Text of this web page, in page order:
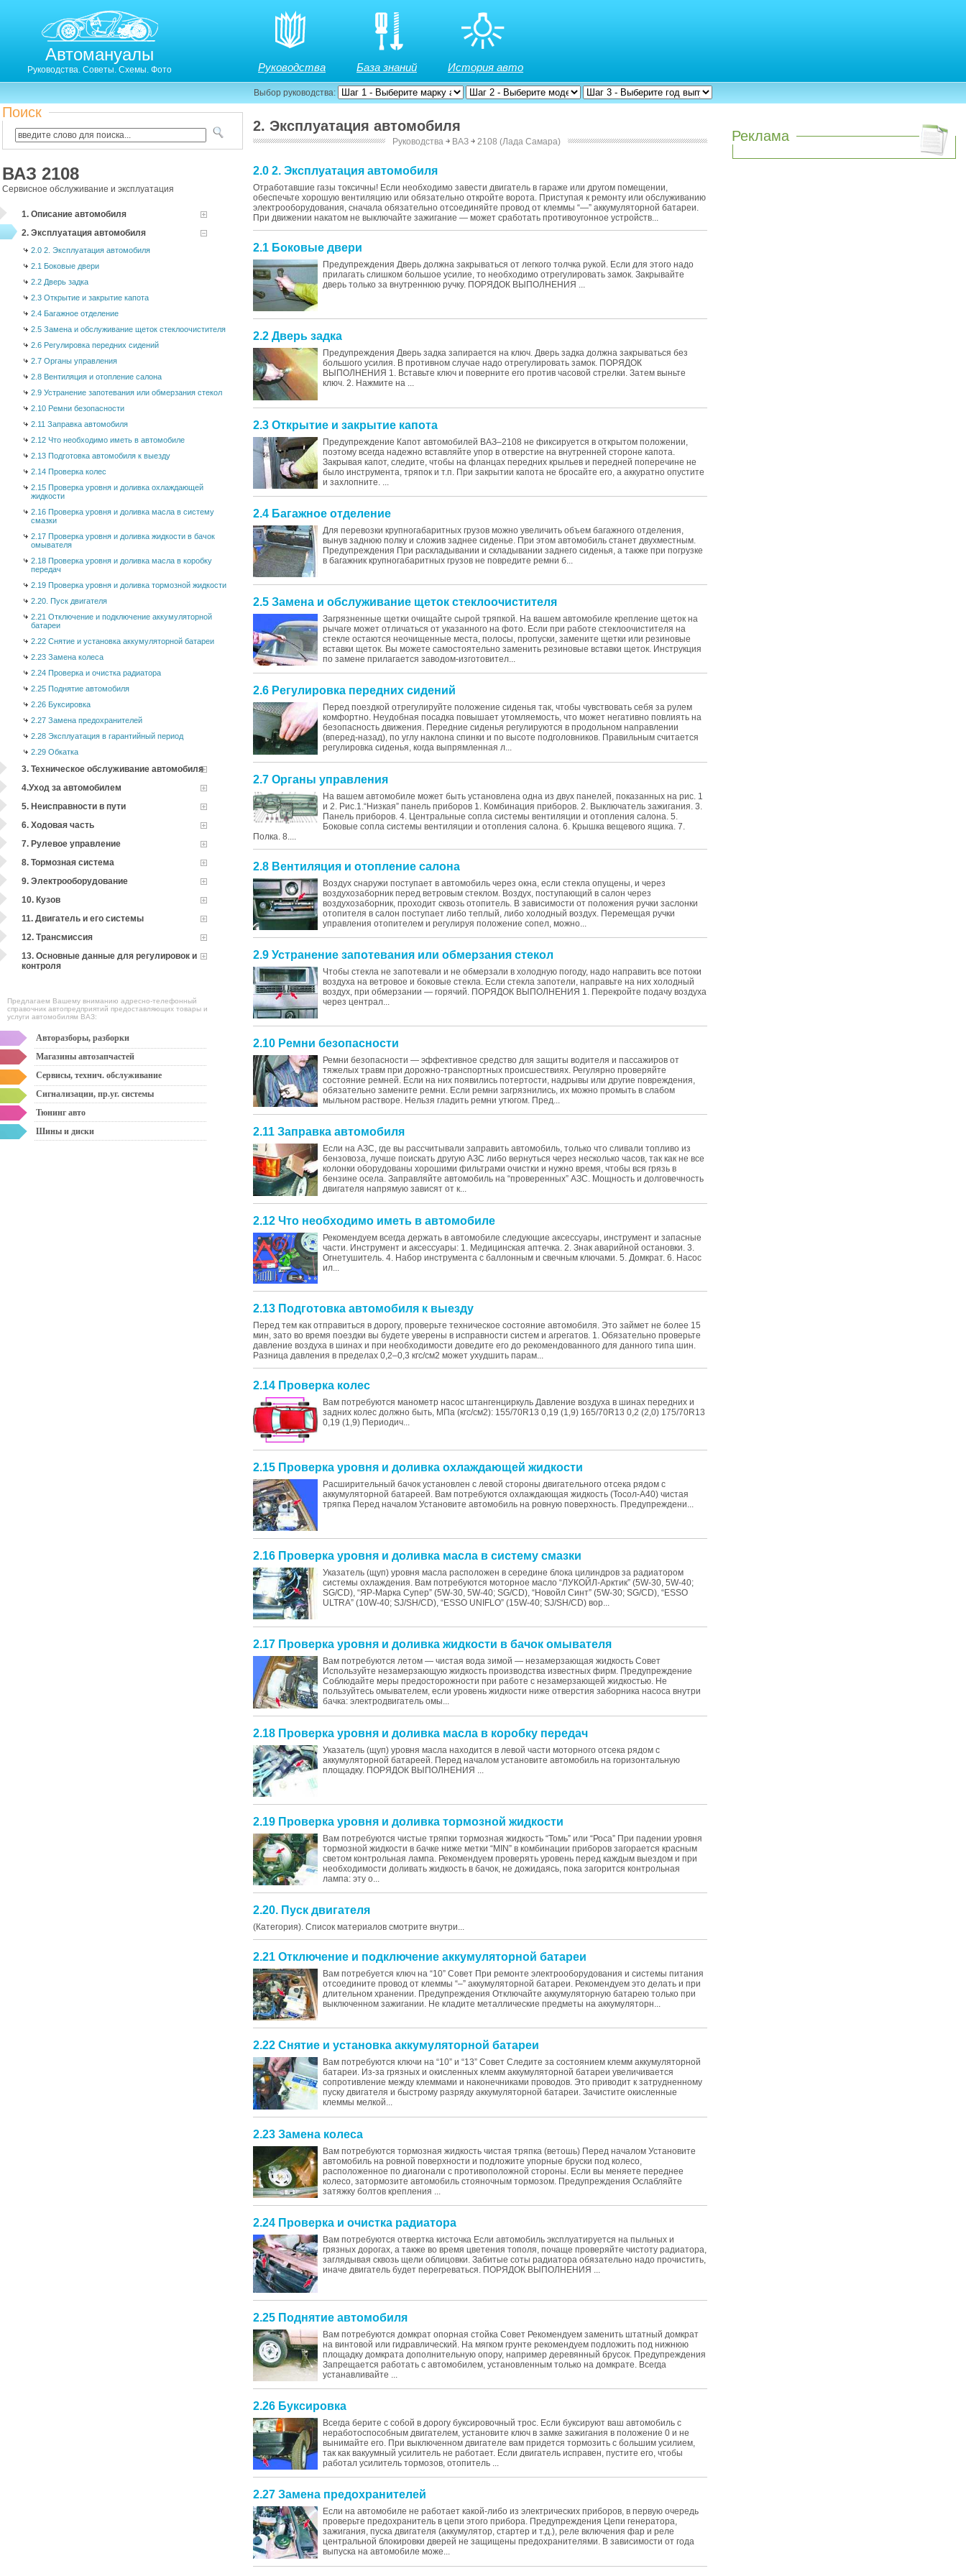
Автомануалы
Руководства. Советы. Схемы. Фото Руководства База знаний История авто
Выбор руководства:
Поиск
ВАЗ 2108
Сервисное обслуживание и эксплуатация
1. Описание автомобиля
2. Эксплуатация автомобиля
2.0 2. Эксплуатация автомобиля
2.1 Боковые двери
2.2 Дверь задка
2.3 Открытие и закрытие капота
2.4 Багажное отделение
2.5 Замена и обслуживание щеток стеклоочистителя
2.6 Регулировка передних сидений
2.7 Органы управления
2.8 Вентиляция и отопление салона
2.9 Устранение запотевания или обмерзания стекол
2.10 Ремни безопасности
2.11 Заправка автомобиля
2.12 Что необходимо иметь в автомобиле
2.13 Подготовка автомобиля к выезду
2.14 Проверка колес
2.15 Проверка уровня и доливка охлаждающей
жидкости
2.16 Проверка уровня и доливка масла в систему
смазки
2.17 Проверка уровня и доливка жидкости в бачок
омывателя
2.18 Проверка уровня и доливка масла в коробку
передач
2.19 Проверка уровня и доливка тормозной жидкости
2.20. Пуск двигателя
2.21 Отключение и подключение аккумуляторной
батареи
2.22 Снятие и установка аккумуляторной батареи
2.23 Замена колеса
2.24 Проверка и очистка радиатора
2.25 Поднятие автомобиля
2.26 Буксировка
2.27 Замена предохранителей
2.28 Эксплуатация в гарантийный период
2.29 Обкатка
3. Техническое обслуживание автомобиля
4.Уход за автомобилем
5. Неисправности в пути
6. Ходовая часть
7. Рулевое управление
8. Тормозная система
9. Электрооборудование
10. Кузов
11. Двигатель и его системы
12. Трансмиссия
13. Основные данные для регулировок и
контроля
Предлагаем Вашему вниманию адресно-телефонный
справочник автопредприятий предоставляющих товары и
услуги автомобилям ВАЗ:
Авторазборы, разборки
Магазины автозапчастей
Сервисы, технич. обслуживание
Сигнализации, пр.уг. системы
Тюнинг авто
Шины и диски
2. Эксплуатация автомобиля
Руководства ￫ ВАЗ ￫ 2108 (Лада Самара)
2.0 2. Эксплуатация автомобиля
Отработавшие газы токсичны! Если необходимо завести двигатель в гараже или другом помещении,
обеспечьте хорошую вентиляцию или обязательно откройте ворота. Приступая к ремонту или обслуживанию
электрооборудования, сначала обязательно отсоединяйте провод от клеммы “—” аккумуляторной батареи.
При движении накатом не выключайте зажигание — может сработать противоугонное устройств...
2.1 Боковые двери
Предупреждения Дверь должна закрываться от легкого толчка рукой. Если для этого надо
прилагать слишком большое усилие, то необходимо отрегулировать замок. Закрывайте
дверь только за внутреннюю ручку. ПОРЯДОК ВЫПОЛНЕНИЯ ...
2.2 Дверь задка
Предупреждения Дверь задка запирается на ключ. Дверь задка должна закрываться без
большого усилия. В противном случае надо отрегулировать замок. ПОРЯДОК
ВЫПОЛНЕНИЯ 1. Вставьте ключ и поверните его против часовой стрелки. Затем выньте
ключ. 2. Нажмите на ...
2.3 Открытие и закрытие капота
Предупреждение Капот автомобилей ВАЗ–2108 не фиксируется в открытом положении,
поэтому всегда надежно вставляйте упор в отверстие на внутренней стороне капота.
Закрывая капот, следите, чтобы на фланцах передних крыльев и передней поперечине не
было инструмента, тряпок и т.п. При закрытии капота не бросайте его, а аккуратно опустите
и захлопните. ...
2.4 Багажное отделение
Для перевозки крупногабаритных грузов можно увеличить объем багажного отделения,
вынув заднюю полку и сложив заднее сиденье. При этом автомобиль станет двухместным.
Предупреждения При раскладывании и складывании заднего сиденья, а также при погрузке
в багажник крупногабаритных грузов не повредите ремни б...
2.5 Замена и обслуживание щеток стеклоочистителя
Загрязненные щетки очищайте сырой тряпкой. На вашем автомобиле крепление щеток на
рычаге может отличаться от указанного на фото. Если при работе стеклоочистителя на
стекле остаются неочищенные места, полосы, пропуски, замените щетки или резиновые
вставки щеток. Вы можете самостоятельно заменить резиновые вставки щеток. Инструкция
по замене прилагается заводом-изготовител...
2.6 Регулировка передних сидений
Перед поездкой отрегулируйте положение сиденья так, чтобы чувствовать себя за рулем
комфортно. Неудобная посадка повышает утомляемость, что может негативно повлиять на
безопасность движения. Передние сиденья регулируются в продольном направлении
(вперед-назад), по углу наклона спинки и по высоте подголовников. Правильным считается
регулировка сиденья, когда выпрямленная л...
2.7 Органы управления
На вашем автомобиле может быть установлена одна из двух панелей, показанных на рис. 1
и 2. Рис.1.“Низкая” панель приборов 1. Комбинация приборов. 2. Выключатель зажигания. 3.
Панель приборов. 4. Центральные сопла системы вентиляции и отопления салона. 5.
Боковые сопла системы вентиляции и отопления салона. 6. Крышка вещевого ящика. 7.
Полка. 8....
2.8 Вентиляция и отопление салона
Воздух снаружи поступает в автомобиль через окна, если стекла опущены, и через
воздухозаборник перед ветровым стеклом. Воздух, поступающий в салон через
воздухозаборник, проходит сквозь отопитель. В зависимости от положения ручки заслонки
отопителя в салон поступает либо теплый, либо холодный воздух. Перемещая ручки
управления отопителем и регулируя положение сопел, можно...
2.9 Устранение запотевания или обмерзания стекол
Чтобы стекла не запотевали и не обмерзали в холодную погоду, надо направить все потоки
воздуха на ветровое и боковые стекла. Если стекла запотели, направьте на них холодный
воздух, при обмерзании — горячий. ПОРЯДОК ВЫПОЛНЕНИЯ 1. Перекройте подачу воздуха
через централ...
2.10 Ремни безопасности
Ремни безопасности — эффективное средство для защиты водителя и пассажиров от
тяжелых травм при дорожно-транспортных происшествиях. Регулярно проверяйте
состояние ремней. Если на них появились потертости, надрывы или другие повреждения,
обязательно замените ремни. Если ремни загрязнились, их можно промыть в слабом
мыльном растворе. Нельзя гладить ремни утюгом. Пред...
2.11 Заправка автомобиля
Если на АЗС, где вы рассчитывали заправить автомобиль, только что сливали топливо из
бензовоза, лучше поискать другую АЗС либо вернуться через несколько часов, так как не все
колонки оборудованы хорошими фильтрами очистки и нужно время, чтобы вся грязь в
бензине осела. Заправляйте автомобиль на “проверенных” АЗС. Мощность и долговечность
двигателя напрямую зависят от к...
2.12 Что необходимо иметь в автомобиле
Рекомендуем всегда держать в автомобиле следующие аксессуары, инструмент и запасные
части. Инструмент и аксессуары: 1. Медицинская аптечка. 2. Знак аварийной остановки. 3.
Огнетушитель. 4. Набор инструмента с баллонным и свечным ключами. 5. Домкрат. 6. Насос
ил...
2.13 Подготовка автомобиля к выезду
Перед тем как отправиться в дорогу, проверьте техническое состояние автомобиля. Это займет не более 15
мин, зато во время поездки вы будете уверены в исправности систем и агрегатов. 1. Обязательно проверьте
давление воздуха в шинах и при необходимости доведите его до рекомендованного для данного типа шин.
Разница давления в пределах 0,2–0,3 кгс/см2 может ухудшить парам...
2.14 Проверка колес
Вам потребуются манометр насос штангенциркуль Давление воздуха в шинах передних и
задних колес должно быть, МПа (кгс/см2): 155/70R13 0,19 (1,9) 165/70R13 0,2 (2,0) 175/70R13
0,19 (1,9) Периодич...
2.15 Проверка уровня и доливка охлаждающей жидкости
Расширительный бачок установлен с левой стороны двигательного отсека рядом с
аккумуляторной батареей. Вам потребуются охлаждающая жидкость (Тосол-А40) чистая
тряпка Перед началом Установите автомобиль на ровную поверхность. Предупреждени...
2.16 Проверка уровня и доливка масла в систему смазки
Указатель (щуп) уровня масла расположен в середине блока цилиндров за радиатором
системы охлаждения. Вам потребуются моторное масло “ЛУКОЙЛ-Арктик” (5W-30, 5W-40;
SG/CD), “ЯР-Марка Супер” (5W-30, 5W-40; SG/CD), “Новойл Синт” (5W-30; SG/CD), “ESSO
ULTRA” (10W-40; SJ/SH/CD), “ESSO UNIFLO” (15W-40; SJ/SH/CD) вор...
2.17 Проверка уровня и доливка жидкости в бачок омывателя
Вам потребуются летом — чистая вода зимой — незамерзающая жидкость Совет
Используйте незамерзающую жидкость производства известных фирм. Предупреждение
Соблюдайте меры предосторожности при работе с незамерзающей жидкостью. Не
пользуйтесь омывателем, если уровень жидкости ниже отверстия заборника насоса внутри
бачка: электродвигатель омы...
2.18 Проверка уровня и доливка масла в коробку передач
Указатель (щуп) уровня масла находится в левой части моторного отсека рядом с
аккумуляторной батареей. Перед началом установите автомобиль на горизонтальную
площадку. ПОРЯДОК ВЫПОЛНЕНИЯ ...
2.19 Проверка уровня и доливка тормозной жидкости
Вам потребуются чистые тряпки тормозная жидкость “Томь” или “Роса” При падении уровня
тормозной жидкости в бачке ниже метки “MIN” в комбинации приборов загорается красным
светом контрольная лампа. Рекомендуем проверять уровень перед каждым выездом и при
необходимости доливать жидкость в бачок, не дожидаясь, пока загорится контрольная
лампа: эту о...
2.20. Пуск двигателя
(Категория). Список материалов смотрите внутри...
2.21 Отключение и подключение аккумуляторной батареи
Вам потребуется ключ на “10” Cовет При ремонте электрооборудования и системы питания
отсоедините провод от клеммы “–” аккумуляторной батареи. Рекомендуем это делать и при
длительном хранении. Предупреждения Отключайте аккумуляторную батарею только при
выключенном зажигании. Не кладите металлические предметы на аккумуляторн...
2.22 Снятие и установка аккумуляторной батареи
Вам потребуются ключи на “10” и “13” Cовет Следите за состоянием клемм аккумуляторной
батареи. Из-за грязных и окисленных клемм аккумуляторной батареи увеличивается
сопротивление между клеммами и наконечниками проводов. Это приводит к затрудненному
пуску двигателя и быстрому разряду аккумуляторной батареи. Зачистите окисленные
клеммы мелкой...
2.23 Замена колеса
Вам потребуются тормозная жидкость чистая тряпка (ветошь) Перед началом Установите
автомобиль на ровной поверхности и подложите упорные бруски под колесо,
расположенное по диагонали с противоположной стороны. Если вы меняете переднее
колесо, затормозите автомобиль стояночным тормозом. Предупреждения Ослабляйте
затяжку болтов крепления ...
2.24 Проверка и очистка радиатора
Вам потребуются отвертка кисточка Если автомобиль эксплуатируется на пыльных и
грязных дорогах, а также во время цветения тополя, почаще проверяйте чистоту радиатора,
заглядывая сквозь щели облицовки. Забитые соты радиатора обязательно надо прочистить,
иначе двигатель будет перегреваться. ПОРЯДОК ВЫПОЛНЕНИЯ ...
2.25 Поднятие автомобиля
Вам потребуются домкрат опорная стойка Cовет Рекомендуем заменить штатный домкрат
на винтовой или гидравлический. На мягком грунте рекомендуем подложить под нижнюю
площадку домкрата дополнительную опору, например деревянный брусок. Предупреждения
Запрещается работать с автомобилем, установленным только на домкрате. Всегда
устанавливайте ...
2.26 Буксировка
Всегда берите с собой в дорогу буксировочный трос. Если буксируют ваш автомобиль с
неработоспособным двигателем, установите ключ в замке зажигания в положение 0 и не
вынимайте его. При выключенном двигателе вам придется тормозить с большим усилием,
так как вакуумный усилитель не работает. Если двигатель исправен, пустите его, чтобы
работал усилитель тормозов, отопитель ...
2.27 Замена предохранителей
Если на автомобиле не работает какой-либо из электрических приборов, в первую очередь
проверьте предохранитель в цепи этого прибора. Предупреждения Цепи генератора,
зажигания, пуска двигателя (аккумулятор, стартер и т.д.), реле включения фар и реле
центральной блокировки дверей не защищены предохранителями. В зависимости от года
выпуска на автомобиле може...
Реклама